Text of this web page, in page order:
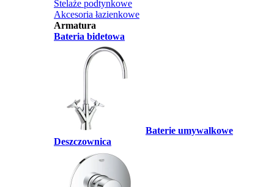
Stelaże podtynkowe
Akcesoria łazienkowe
Armatura
Bateria bidetowa
Baterie umywalkowe
Deszczownica